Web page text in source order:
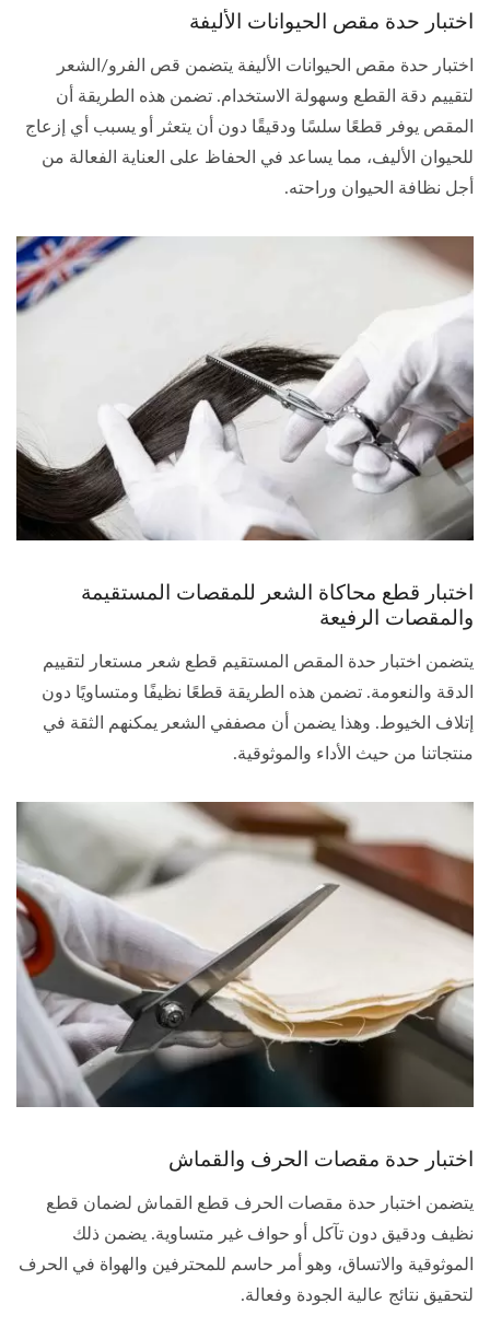
اختبار حدة مقص الحيوانات الأليفة
اختبار حدة مقص الحيوانات الأليفة يتضمن قص الفرو/الشعر
لتقييم دقة القطع وسهولة الاستخدام. تضمن هذه الطريقة أن
المقص يوفر قطعًا سلسًا ودقيقًا دون أن يتعثر أو يسبب أي إزعاج
للحيوان الأليف، مما يساعد في الحفاظ على العناية الفعالة من
أجل نظافة الحيوان وراحته.
اختبار قطع محاكاة الشعر للمقصات المستقيمة
والمقصات الرفيعة
يتضمن اختبار حدة المقص المستقيم قطع شعر مستعار لتقييم
الدقة والنعومة. تضمن هذه الطريقة قطعًا نظيفًا ومتساويًا دون
إتلاف الخيوط. وهذا يضمن أن مصففي الشعر يمكنهم الثقة في
منتجاتنا من حيث الأداء والموثوقية.
اختبار حدة مقصات الحرف والقماش
يتضمن اختبار حدة مقصات الحرف قطع القماش لضمان قطع
نظيف ودقيق دون تآكل أو حواف غير متساوية. يضمن ذلك
الموثوقية والاتساق، وهو أمر حاسم للمحترفين والهواة في الحرف
لتحقيق نتائج عالية الجودة وفعالة.